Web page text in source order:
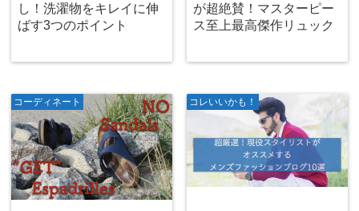
し！洗濯物をキレイに伸
ばす3つのポイント
が超絶賛！マスターピー
ス至上最高傑作リュック
コーディネート コレいいかも！